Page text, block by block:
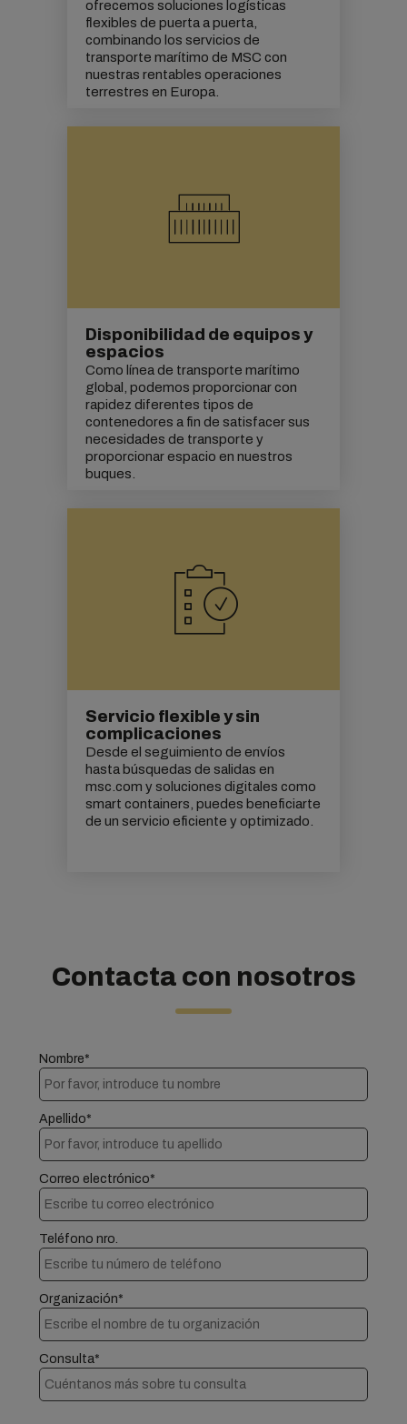
ofrecemos soluciones logísticas
flexibles de puerta a puerta,
combinando los servicios de
transporte marítimo de MSC con
nuestras rentables operaciones
terrestres en Europa.
Disponibilidad de equipos y
espacios
Como línea de transporte marítimo
global, podemos proporcionar con
rapidez diferentes tipos de
contenedores a fin de satisfacer sus
necesidades de transporte y
proporcionar espacio en nuestros
buques.
Servicio flexible y sin
complicaciones
Desde el seguimiento de envíos
hasta búsquedas de salidas en
msc.com y soluciones digitales como
smart containers, puedes beneficiarte
de un servicio eficiente y optimizado.
Contacta con nosotros
Nombre*
Apellido*
Correo electrónico*
Teléfono nro.
Organización*
Consulta*